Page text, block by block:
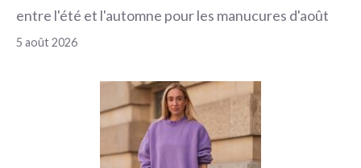
entre l'été et l'automne pour les manucures d'août
5 août 2026